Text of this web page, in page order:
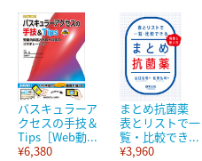
バスキュラーア
クセスの手技＆
Tips［Web動...
¥6,380
まとめ抗菌薬
表とリストで一
覧・比較でき...
¥3,960